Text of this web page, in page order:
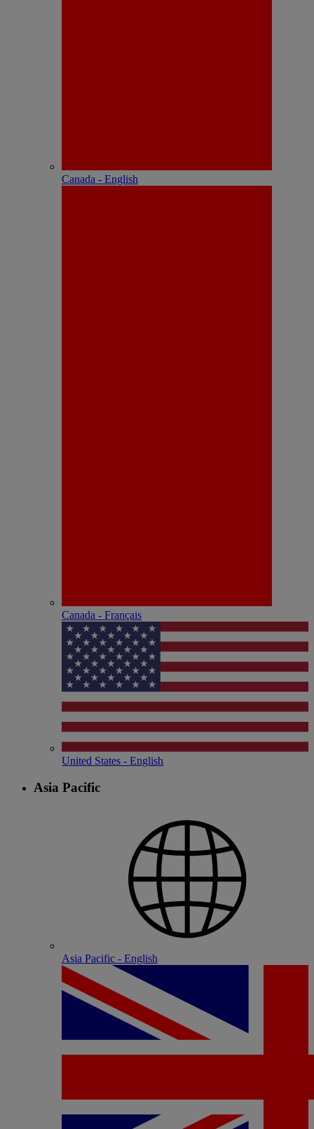
Canada - English
Canada - Français
United States - English
Asia Pacific
Asia Pacific - English